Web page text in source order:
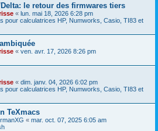
le retour des firmwares tiers
« lun. mai 18, 2026 6:28 pm
pour calculatrices HP, Numworks, Casio, TI83 et
« ven. avr. 17, 2026 8:26 pm
« dim. janv. 04, 2026 6:02 pm
pour calculatrices HP, Numworks, Casio, TI83 et
TeXmacs
« mar. oct. 07, 2025 6:05 am